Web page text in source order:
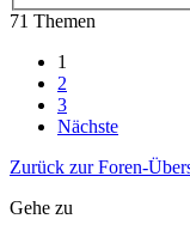
71 Themen
1
2
3
Nächste
Zurück zur Foren-
Gehe zu